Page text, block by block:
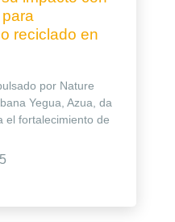
reciclado en
por Nature
Yegua, Azua, da
el fortalecimiento de